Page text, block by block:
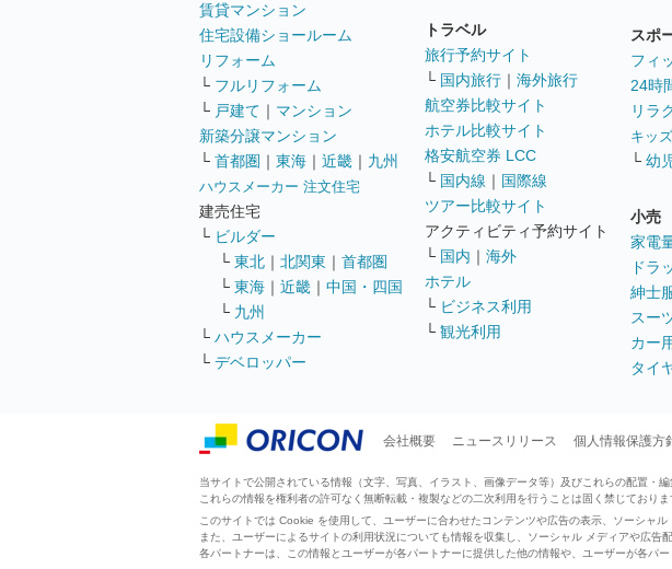
賃貸マンション
住宅設備ショールーム
リフォーム
└ フルリフォーム
└ 戸建て ｜ マンション
新築分譲マンション
└ 首都圏 ｜ 東海 ｜ 近畿 ｜ 九州
ハウスメーカー 注文住宅
建売住宅
└ ビルダー
└ 東北 ｜ 北関東 ｜ 首都圏
└ 東海 ｜ 近畿 ｜ 中国・四国
└ 九州
└ ハウスメーカー
└ デベロッパー
トラベル
旅行予約サイト
└ 国内旅行 ｜ 海外旅行
航空券比較サイト
ホテル比較サイト
格安航空券 LCC
└ 国内線 ｜ 国際線
ツアー比較サイト
アクティビティ予約サイト
└ 国内 ｜ 海外
ホテル
└ ビジネス利用
└ 観光利用
スポ
フィ
24時
リラ
キッ
└ 幼
小売
家電
ドラ
紳士
スー
カー
タイ
会社概要 ニュースリリース 個人情報保護方
当サイトで公開されている情報（文字、写真、イラスト、画像データ等）及びこれらの配置・
これらの情報を権利者の許可なく無断転載・複製などの二次利用を行うことは固く禁じておりま
このサイトでは Cookie を使用して、ユーザーに合わせたコンテンツや広告の表示、ソーシャ
また、ユーザーによるサイトの利用状況についても情報を収集し、ソーシャル メディアや広告
各パートナーは、この情報とユーザーが各パートナーに提供した他の情報や、ユーザーが各パ